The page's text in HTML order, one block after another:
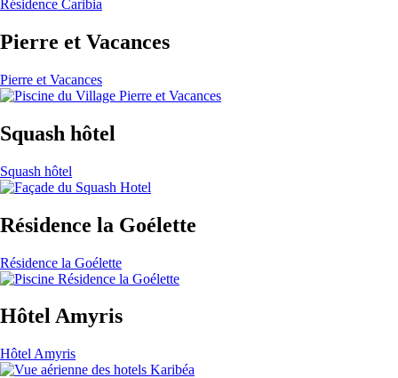
Résidence Caribia
Pierre et Vacances
Pierre et Vacances
Squash hôtel
Squash hôtel
Résidence la Goélette
Résidence la Goélette
Hôtel Amyris
Hôtel Amyris